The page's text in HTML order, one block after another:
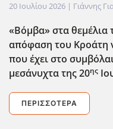
20 Ιουλίου 2026 | Γιάννης
«Βόμβα» στα θεμέλια
απόφαση του Κροάτη
που έχει στο
μεσάνυχτα της 20ης
ΠΕΡΙΣΣΌΤΕΡΑ